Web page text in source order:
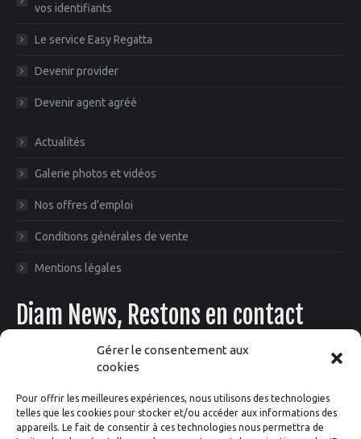
Gérer le consentement aux
cookies
Pour offrir les meilleures expériences, nous utilisons des technologies
telles que les cookies pour stocker et/ou accéder aux informations des
appareils. Le fait de consentir à ces technologies nous permettra de
vos identifiants
Le service Easy Regatta
Devenir provider
Devenir agent agréé
Actualités
Galerie photos et vidéos
Nos offres d’emploi
Conditions générales de vente
Mentions légales
Diam News, Restons en contact